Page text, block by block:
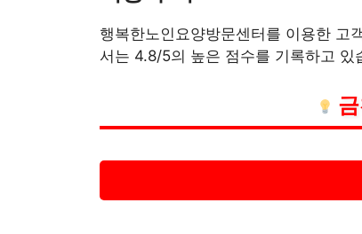
행복한노인요양방문센터를 이용한 고
서는 4.8/5의 높은 점수를 기록하고 있